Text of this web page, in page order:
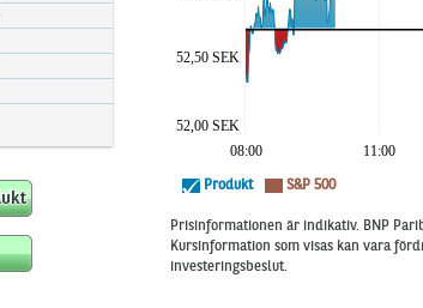
52,00 SEK
52,50 SEK
08:00 11:00
Produkt S&P 500
Prisinformationen är indikativ. BNP
Kursinformation som visas kan vara
investeringsbeslut.